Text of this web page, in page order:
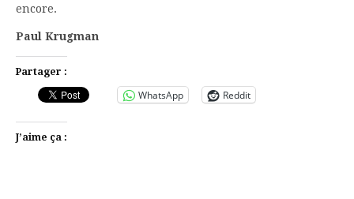
encore.
Paul Krugman
Partager :
WhatsApp Reddit
J’aime ça :